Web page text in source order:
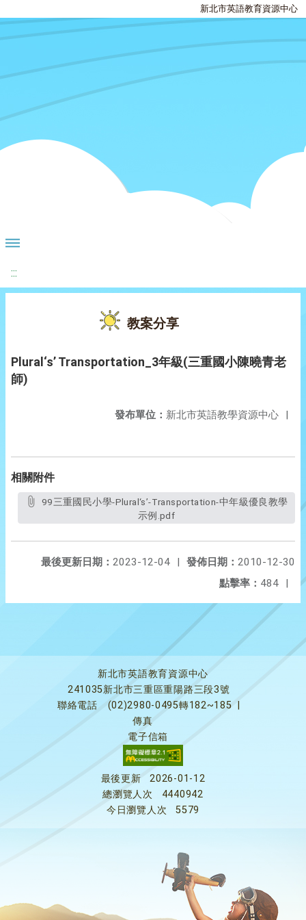
新北市英語教育資源中心
:::
教案分享
Plural‘s’ Transportation_3年級(三重國小陳曉青老
師)
發布單位： 新北市英語教學資源中心 |
相關附件
示例.pdf
發佈日期： 2010-12-30
最後更新日期： 2023-12-04
|
點擊率： 484 |
新北市英語教育資源中心
241035新北市三重區重陽路三段3號
聯絡電話
(02)2980-0495轉182~185
傳真
電子信箱
最後更新
2026-01-12
總瀏覽人次
4440942
今日瀏覽人次
5579